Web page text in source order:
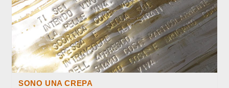
SONO UNA CREPA